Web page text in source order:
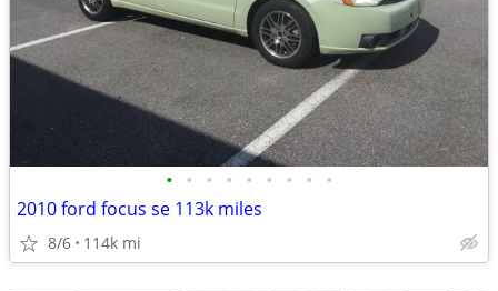
• • • • • • • • •
2010 ford focus se 113k miles
8/6 114k mi